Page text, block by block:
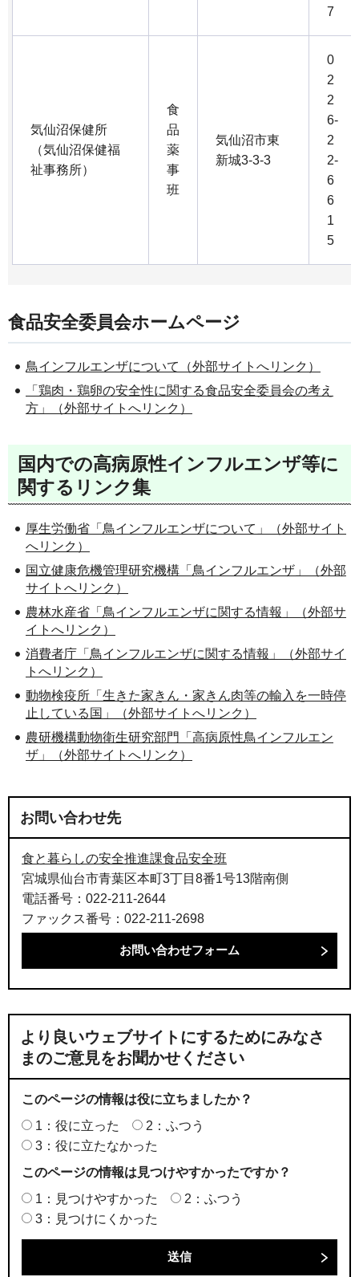
7
気仙沼保健所
（気仙沼保健福
祉事務所）
食
品
薬
事
班
気仙沼市東
新城3-3-3
0
2
2
6-
2
2-
6
6
1
5
食品安全委員会ホームページ
鳥インフルエンザについて（外部サイトへリンク）
「鶏肉・鶏卵の安全性に関する食品安全委員会の考え
方」（外部サイトへリンク）
国内での高病原性インフルエンザ等に
関するリンク集
厚生労働省「鳥インフルエンザについて」（外部サイト
へリンク）
国立健康危機管理研究機構「鳥インフルエンザ」（外部
サイトへリンク）
農林水産省「鳥インフルエンザに関する情報」（外部サ
イトへリンク）
消費者庁「鳥インフルエンザに関する情報」（外部サイ
トへリンク）
動物検疫所「生きた家きん・家きん肉等の輸入を一時停
止している国」（外部サイトへリンク）
農研機構動物衛生研究部門「高病原性鳥インフルエン
ザ」（外部サイトへリンク）
お問い合わせ先
食と暮らしの安全推進課食品安全班
宮城県仙台市青葉区本町3丁目8番1号13階南側
電話番号：022-211-2644
ファックス番号：022-211-2698
より良いウェブサイトにするためにみなさ
まのご意見をお聞かせください
このページの情報は役に立ちましたか？
1：役に立った
2：ふつう
3：役に立たなかった
このページの情報は見つけやすかったですか？
1：見つけやすかった
2：ふつう
3：見つけにくかった